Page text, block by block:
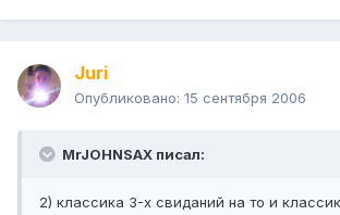
Juri
Опубликовано: 15 сентября 2006
MrJOHNSAX писал:
2) классика 3-х свиданий на то и